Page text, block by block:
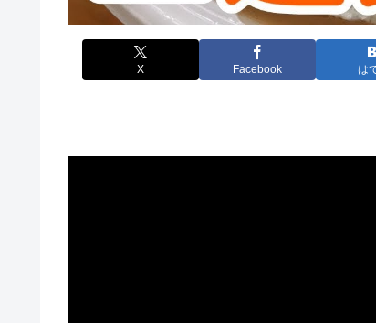
X Facebook は